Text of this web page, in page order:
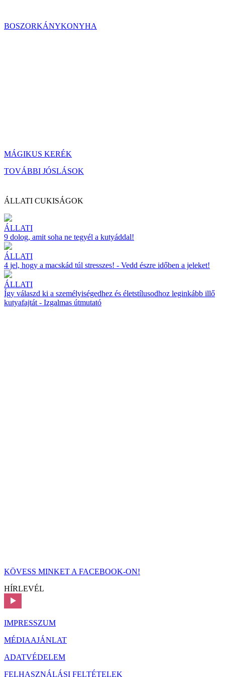
BOSZORKÁNYKONYHA
MÁGIKUS KERÉK
TOVÁBBI JÓSLÁSOK
ÁLLATI CUKISÁGOK
ÁLLATI
9 dolog, amit soha ne tegyél a kutyáddal!
ÁLLATI
4 jel, hogy a macskád túl stresszes! - Vedd észre időben a jeleket!
ÁLLATI
Így válaszd ki a személyiségedhez és életstílusodhoz leginkább illő
kutyafajtát - Izgalmas útmutató
KÖVESS MINKET A FACEBOOK-ON!
HÍRLEVÉL
IMPRESSZUM
MÉDIAAJÁNLAT
ADATVÉDELEM
FELHASZNÁLÁSI FELTÉTELEK